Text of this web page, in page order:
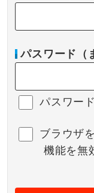
パスワード（
パスワー
ブラウザ
機能を無